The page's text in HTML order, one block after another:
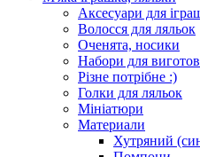
Аксесуари для
Волосся для ляльок
Оченята, носики
Набори для
Різне потрібне :)
Голки для ляльок
Мініатюри
Материали
Хутряний